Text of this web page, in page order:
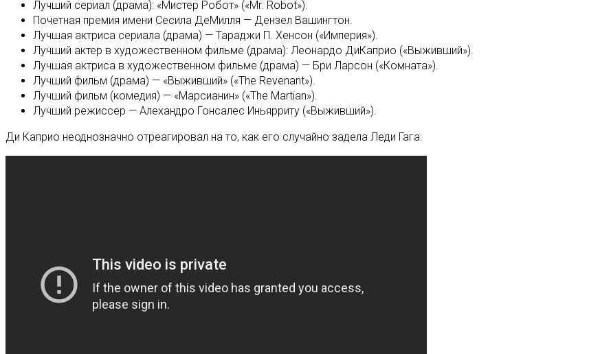
Лучший сериал (драма): «Мистер Робот» («Mr. Robot»).
Почетная премия имени Сесила ДеМилля — Дензел Вашингтон.
Лучшая актриса сериала (драма) — Тараджи П. Хенсон («Империя»).
Лучший актер в художественном фильме (драма): Леонардо ДиКаприо («Выживший»).
Лучшая актриса в художественном фильме (драма) — Бри Ларсон («Комната»).
Лучший фильм (драма) — «Выживший» («The Revenant»).
Лучший фильм (комедия) — «Марсианин» («The Martian»).
Лучший режиссер — Алехандро Гонсалес Иньярриту («Выживший»).
Ди Каприо неоднозначно отреагировал на то, как его случайно задела Леди Гага: